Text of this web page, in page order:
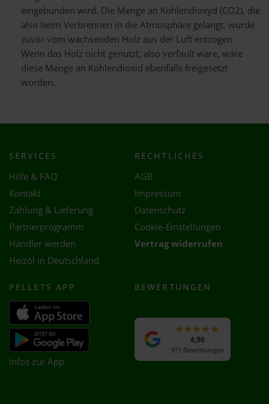
eingebunden wird. Die Menge an Kohlendioxyd (CO2), die
also beim Verbrennen in die Atmosphäre gelangt, wurde
zuvor vom wachsenden Holz aus der Luft entzogen.
Wenn das Holz nicht genutzt, also verfault wäre, wäre
diese Menge an Kohlendioxid ebenfalls freigesetzt
worden.
SERVICES
Hilfe & FAQ
Kontakt
Zahlung & Lieferung
Partnerprogramm
Händler werden
Heizöl in Deutschland
RECHTLICHES
AGB
Impressum
Datenschutz
Cookie-Einstellungen
Vertrag widerrufen
PELLETS APP
Infos zur App
BEWERTUNGEN
4,90
315 Bewertungen